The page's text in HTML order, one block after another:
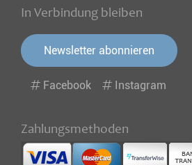
In Verbindung bleiben
Newsletter abonnieren
Facebook Instagram
Zahlungsmethoden